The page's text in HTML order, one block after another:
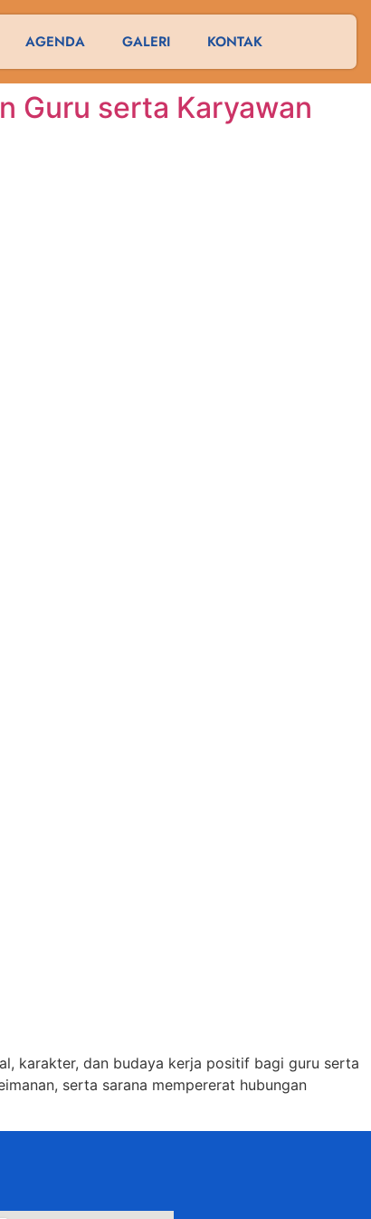
AGENDA GALERI KONTAK
Guru serta Karyawan
karakter, dan budaya kerja positif bagi guru serta
serta sarana mempererat hubungan